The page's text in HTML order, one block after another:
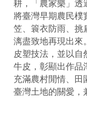
耕，「農家樂」透
將臺灣早期農民樸
笠、簑衣防雨、挑
漓盡致地再現出來
皮塑技法，並以
牛皮，彰顯出作品
充滿農村閒情、
臺灣土地的關愛，